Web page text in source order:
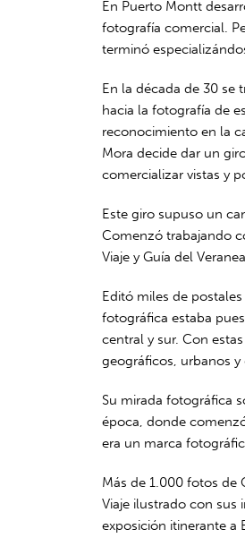
En Puerto Montt
fotografía comercial.
terminó
En la década de 30 se
hacia la fotografía de
reconocimiento en la
Mora decide dar un
comercializar vistas y
Este giro supuso un
Comenzó trabajando
Viaje y Guía del
Editó miles de
fotográfica estaba
central y sur. Con
geográficos, urbanos
Su mirada fotográfica
época, donde
era un marca
Más de 1.000 fotos de
Viaje ilustrado con sus
exposición itinerante a